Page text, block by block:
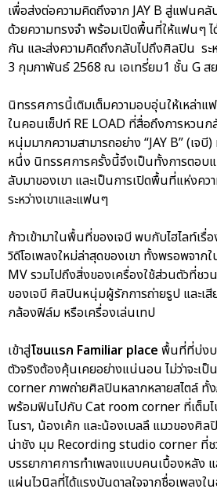
เพื่อส่งต่อความคิดถึงจาก JAY B สู่แฟนคลั
ด้วยความทรงจำ พร้อมเปิดพื้นที่ให้แฟนๆ ไ
กัน และส่งความคิดถึงกลับไปถึงศิลปิน ระ
3 กุมภาพันธ์ 2568 ณ เอเทรี่ยม1 ชั้น G สย
นิทรรศการนี้เติมเต็มความอบอุ่นให้เหล่าแ
ในคอนเซ็ปท์ RE LOAD ที่สื่อถึงการหว
หนุ่มมากความสามารถอย่าง “JAY B” (เจบี
หนึ่ง นิทรรศการครั้งนี้จึงเป็นทั้งการตอบ
ลับมาของเขา และเป็นการเปิดพื้นที่แห่งคว
ระหว่างเขาและแฟนๆ
ก้าวเข้ามาในพื้นที่ของเจบี พบกับไฮไลท์เรื่
วิดีโอเพลงใหม่ล่าสุดของเขา ทั้งพรอพจาก
MV รวมไปถึงสิ่งของเครื่องใช้ส่วนตัวที่ช
ของเจบี ศิลปินหนุ่มผู้รักการถ่ายรูป และเสี
กล้องฟิล์ม หรือเครื่องเล่นเทป
เข้าสู่โซนแรก Familiar place พื้นที่ที่บ่งบ
ตัวจริงต้องคุ้นเคยอย่างแน่นอน ไม่ว่าจะเ
corner ภาพถ่ายศิลปินหลากหลายสไตล์ ทั้
พร้อมฟินไปกับ Cat room corner ที่เต็ม
โนรา, น้องเค้ก และน้องเบลลึ แมวของศิ
น่าชัง มุม Recording studio corner ที่ช
บรรยากาศการทำเพลงแบบคนเบื้องหลั
แผ่นไวนิลที่ได้แรงบันดาลใจจากชื่อเพลงใ